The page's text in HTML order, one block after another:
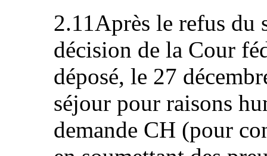
2.11Après le refus du
décision de la Cour
déposé, le 27
séjour pour raisons
demande CH (pour